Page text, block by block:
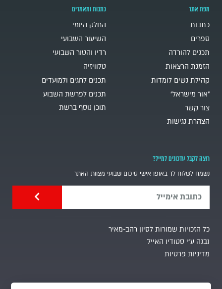
מפת אתר
כתבות
ספרים
תכנים להורדה
הזמנת הרצאות
קהילת נשים לומדות
"אור מישראל"
צור קשר
הצהרת נגישות
כתבות ומאמרים
החלק היומי
השיעור השבועי
רדיו והטור השבועי
טלוויזיה
תכנים לחגים ולמועדים
תכנים לפרשת השבוע
תוכן נוסף ברשת
רוצה לקבל עדכונים למייל?
נשמח לשלוח לך באופן אישי סיכום שבועי מצוות האתר
כל הזכויות שמורות לסיון רהב-מאיר
נבנה ע"י סטודיו האייל
מדיניות פרטיות